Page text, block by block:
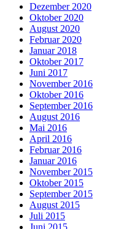
Dezember 2020
Oktober 2020
August 2020
Februar 2020
Januar 2018
Oktober 2017
Juni 2017
November 2016
Oktober 2016
September 2016
August 2016
Mai 2016
April 2016
Februar 2016
Januar 2016
November 2015
Oktober 2015
September 2015
August 2015
Juli 2015
Juni 2015